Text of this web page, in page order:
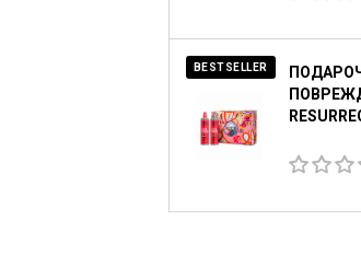
BESTSELLER